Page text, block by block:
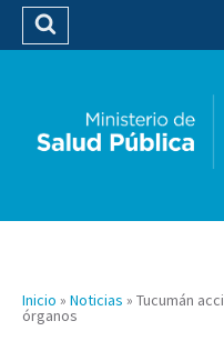
Buscar
Inicio » Noticias » Tucumán
órganos